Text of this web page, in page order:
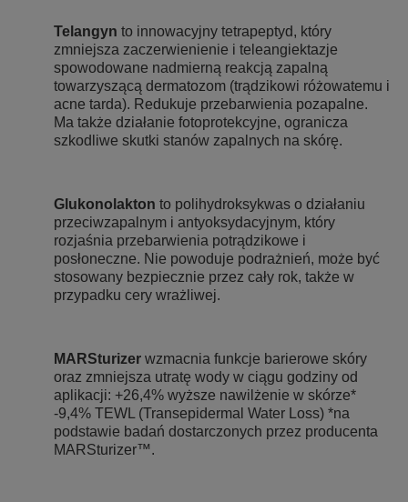
Telangyn to innowacyjny tetrapeptyd, który
zmniejsza zaczerwienienie i teleangiektazje
spowodowane nadmierną reakcją zapalną
towarzyszącą dermatozom (trądzikowi różowatemu i
acne tarda). Redukuje przebarwienia pozapalne.
Ma także działanie fotoprotekcyjne, ogranicza
szkodliwe skutki stanów zapalnych na skórę.
Glukonolakton to polihydroksykwas o działaniu
przeciwzapalnym i antyoksydacyjnym, który
rozjaśnia przebarwienia potrądzikowe i
posłoneczne. Nie powoduje podrażnień, może być
stosowany bezpiecznie przez cały rok, także w
przypadku cery wrażliwej.
MARSturizer wzmacnia funkcje barierowe skóry
oraz zmniejsza utratę wody w ciągu godziny od
aplikacji: +26,4% wyższe nawilżenie w skórze*
-9,4% TEWL (Transepidermal Water Loss) *na
podstawie badań dostarczonych przez producenta
MARSturizer™.